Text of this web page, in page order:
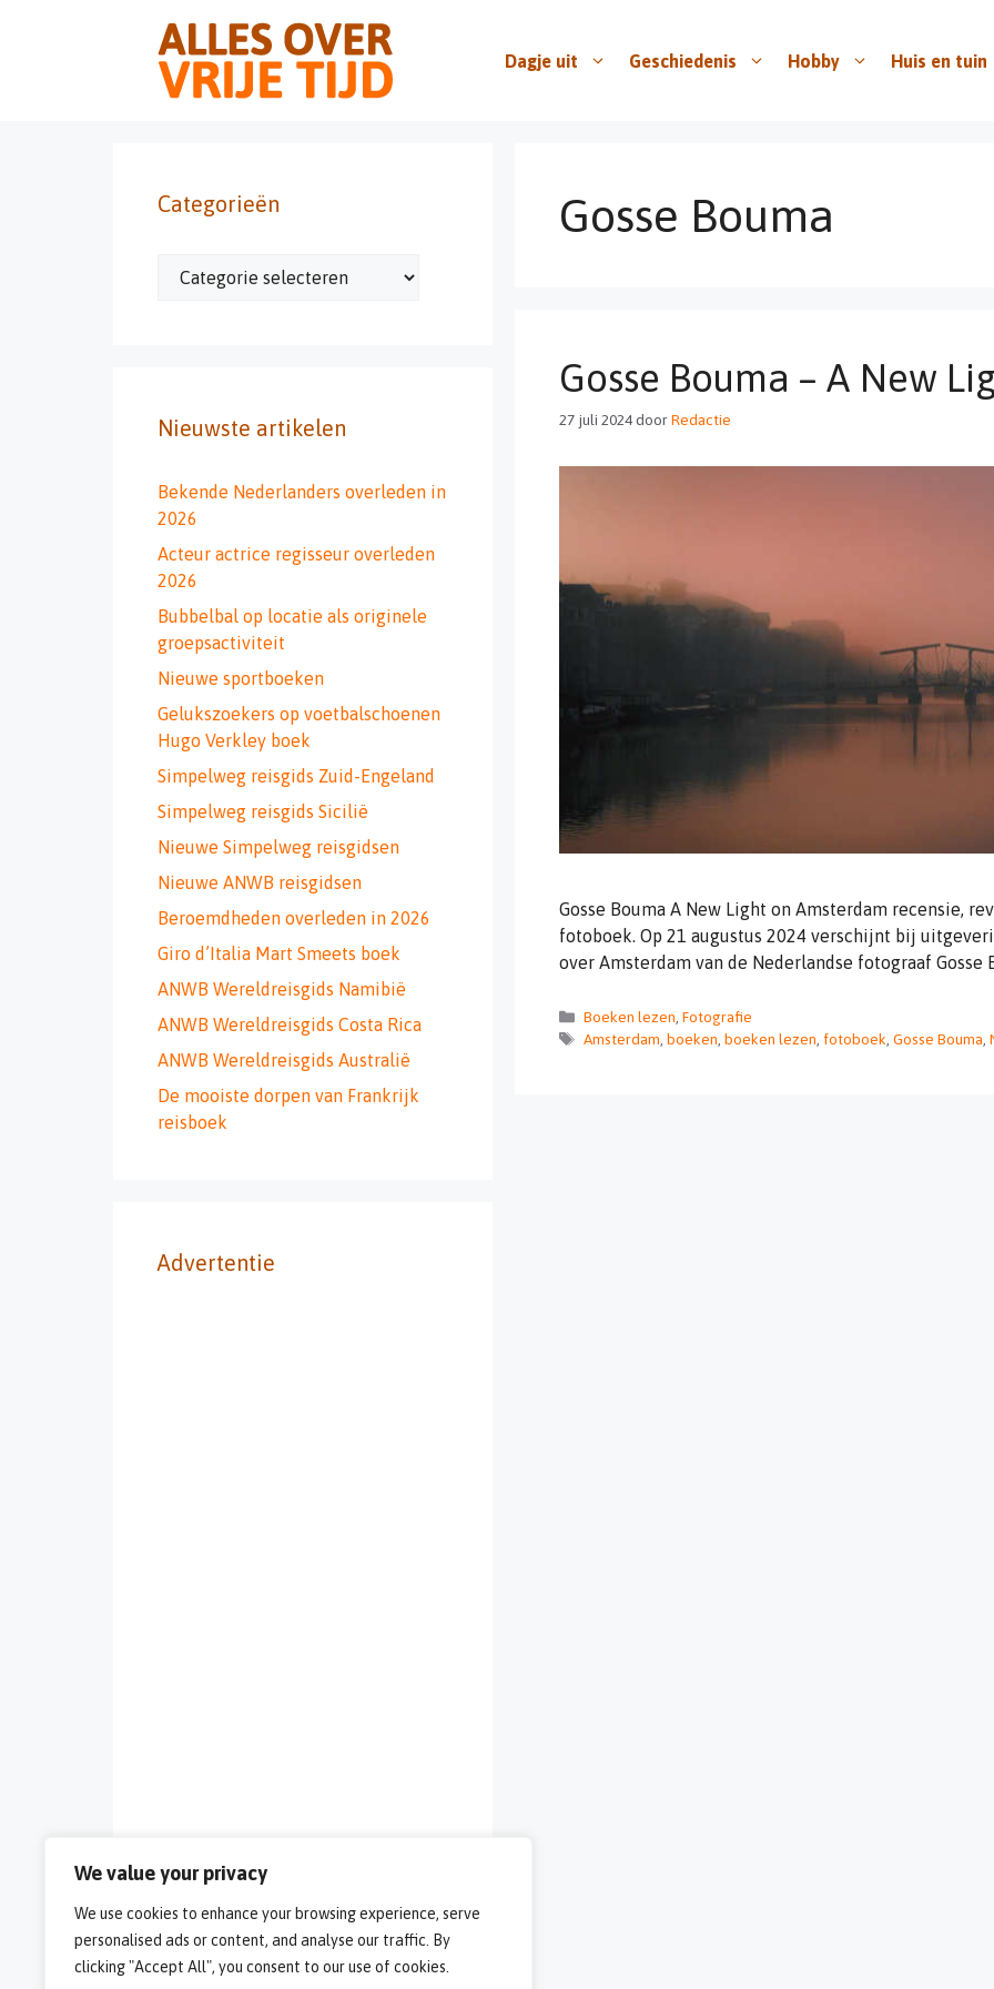
We value your privacy
We use cookies to enhance your browsing experience, serve
personalised ads or content, and analyse our traffic. By
clicking "Accept All", you consent to our use of cookies.
Dagje uit Geschiedenis Hobby Huis en tuin
Gosse Bouma
Gosse Bouma – A New
27 juli 2024doorRedactie
Gosse Bouma A New Light on Amsterdam recensie,
fotoboek. Op 21 augustus 2024 verschijnt bij
over Amsterdam van de Nederlandse fotograaf Gosse
Categorieën
Boeken lezen Fotografie
Tags
Amsterdam boeken boeken lezen fotoboek Gosse Bouma
Categorieën
Categorieën
Nieuwste artikelen
Bekende Nederlanders overleden in
2026
Acteur actrice regisseur overleden
2026
Bubbelbal op locatie als originele
groepsactiviteit
Nieuwe sportboeken
Gelukszoekers op voetbalschoenen
Hugo Verkley boek
Simpelweg reisgids Zuid-Engeland
Simpelweg reisgids Sicilië
Nieuwe Simpelweg reisgidsen
Nieuwe ANWB reisgidsen
Beroemdheden overleden in 2026
Giro d’Italia Mart Smeets boek
ANWB Wereldreisgids Namibië
ANWB Wereldreisgids Costa Rica
ANWB Wereldreisgids Australië
De mooiste dorpen van Frankrijk
reisboek
Advertentie